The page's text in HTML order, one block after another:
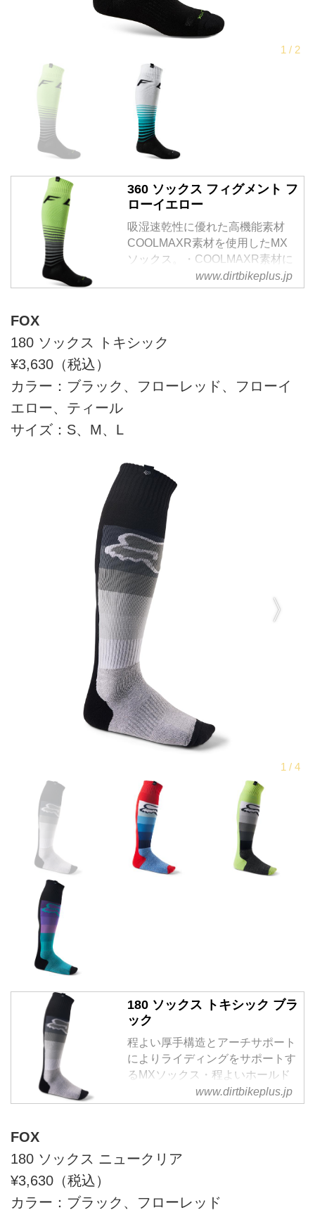
360 ソックス フィグメント フ
ローイエロー
吸湿速乾性に優れた高機能素材
COOLMAXR素材を使用したMX
ソックス。・COOLMAXR素材に
よってブーツ内の湿度を快適にキ
ープし蒸れを防ぐ。・程よい...
www.dirtbikeplus.jp
FOX
180 ソックス トキシック
¥3,630（税込）
カラー：ブラック、フローレッド、フローイ
エロー、ティール
サイズ：S、M、L
180 ソックス トキシック ブラ
ック
程よい厚手構造とアーチサポート
によりライディングをサポートす
るMXソックス・程よいホールド
感の厚手構造。・アーチサポート
により足への負担...
www.dirtbikeplus.jp
FOX
180 ソックス ニュークリア
¥3,630（税込）
カラー：ブラック、フローレッド